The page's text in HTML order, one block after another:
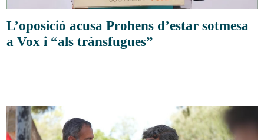
L’oposició acusa Prohens d’estar sotmesa
a Vox i “als trànsfugues”